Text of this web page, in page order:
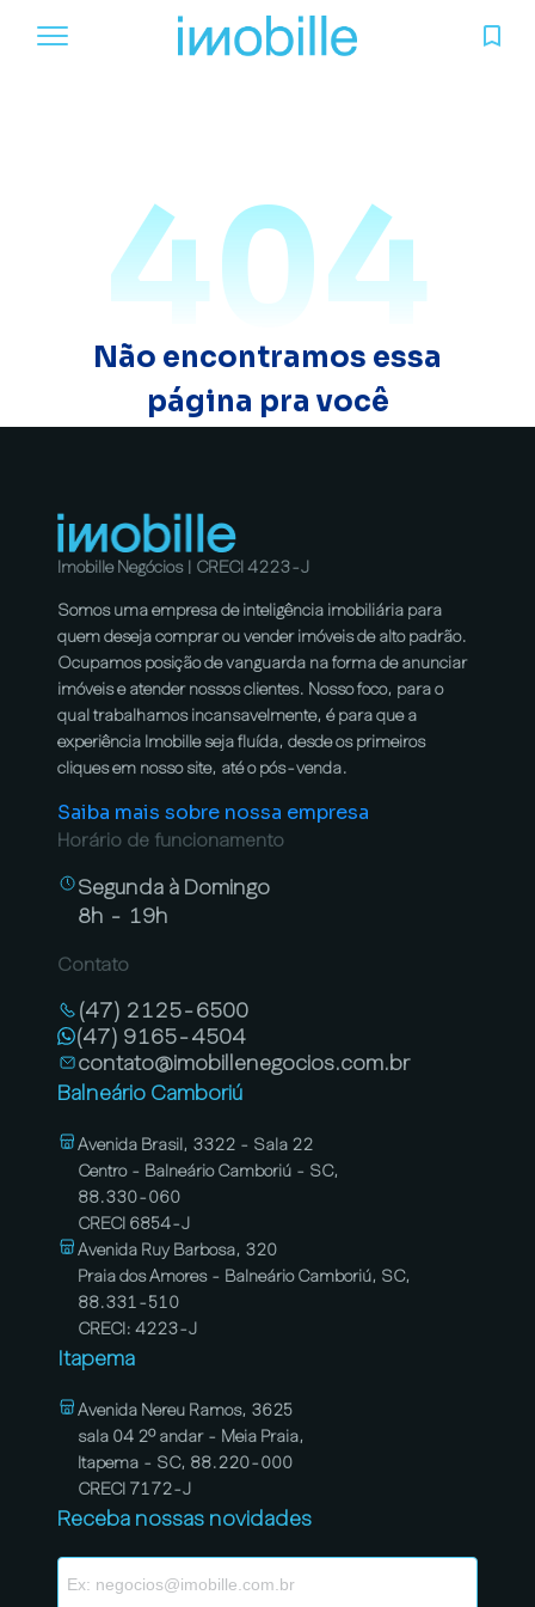
404
Não encontramos essa
página pra você
Imobille Negócios | CRECI 4223-J
Somos uma empresa de inteligência imobiliária para
quem deseja comprar ou vender imóveis de alto padrão.
Ocupamos posição de vanguarda na forma de anunciar
imóveis e atender nossos clientes. Nosso foco, para o
qual trabalhamos incansavelmente, é para que a
experiência Imobille seja fluída, desde os primeiros
cliques em nosso site, até o pós-venda.
Saiba mais sobre nossa empresa
Horário de funcionamento
Segunda à Domingo
8h - 19h
Contato
(47) 2125-6500
(47) 9165-4504
contato@imobillenegocios.com.br
Balneário Camboriú
Avenida Brasil, 3322 - Sala 22
Centro - Balneário Camboriú - SC,
88.330-060
CRECI 6854-J
Avenida Ruy Barbosa, 320
Praia dos Amores - Balneário Camboriú, SC,
88.331-510
CRECI: 4223-J
Itapema
Avenida Nereu Ramos, 3625
sala 04 2º andar - Meia Praia,
Itapema - SC, 88.220-000
CRECI 7172-J
Receba nossas novidades